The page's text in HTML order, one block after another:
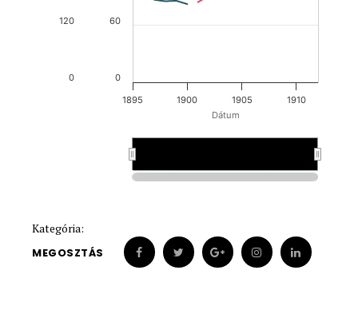
Dátum
1895 1900 1905 1910
0
60
0
120
Kategória:
MEGOSZTÁS